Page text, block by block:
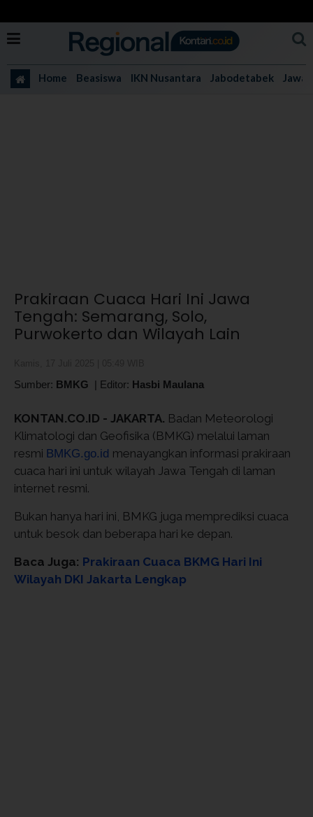
Home Beasiswa IKN Nusantara Jabodetabek Jawa
Prakiraan Cuaca Hari Ini Jawa
Tengah: Semarang, Solo,
Purwokerto dan Wilayah Lain
Sumber: BMKG | Editor: Hasbi Maulana
KONTAN.CO.ID - JAKARTA. Badan Meteorologi
Klimatologi dan Geofisika (BMKG) melalui laman
resmi BMKG.go.id menayangkan informasi prakiraan
cuaca hari ini untuk wilayah Jawa Tengah di laman
internet resmi.
Bukan hanya hari ini, BMKG juga memprediksi cuaca
untuk besok dan beberapa hari ke depan.
Baca Juga: Prakiraan Cuaca BKMG Hari Ini
Wilayah DKI Jakarta Lengkap